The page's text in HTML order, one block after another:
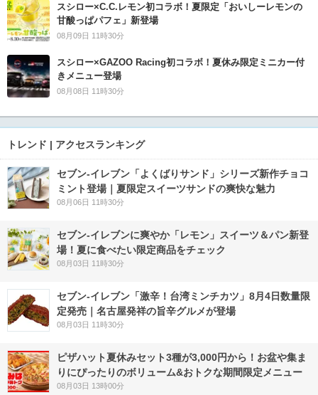
スシロー×C.C.レモン初コラボ！夏限定「おいしーレモンの
甘酸っぱパフェ」新登場
08月09日 11時30分
スシロー×GAZOO Racing初コラボ！夏休み限定ミニカー付
きメニュー登場
08月08日 11時30分
トレンド | アクセスランキング
セブン‐イレブン「よくばりサンド」シリーズ新作チョコ
ミント登場｜夏限定スイーツサンドの爽快な魅力
08月06日 11時30分
セブン‐イレブンに爽やか「レモン」スイーツ＆パン新登
場！夏に食べたい限定商品をチェック
08月03日 11時30分
セブン-イレブン「激辛！台湾ミンチカツ」8月4日数量限
定発売｜名古屋発祥の旨辛グルメが登場
08月03日 11時30分
ピザハット夏休みセット3種が3,000円から！お盆や集ま
りにぴったりのボリューム&おトクな期間限定メニュー
08月03日 13時00分